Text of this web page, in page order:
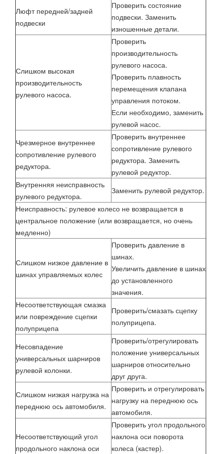
Люфт передней/задней
подвески
Проверить состояние
подвески. Заменить
изношенные детали.
Слишком высокая
производительность
рулевого насоса.
Проверить
производительность
рулевого насоса.
Проверить плавность
перемещения клапана
управления потоком.
Если необходимо, заменить
рулевой насос.
Чрезмерное внутреннее
сопротивление рулевого
редуктора.
Проверить внутреннее
сопротивление рулевого
редуктора. Заменить
рулевой редуктор.
Внутренняя неисправность
рулевого редуктора.
Заменить рулевой редуктор.
Неисправность: рулевое колесо не возвращается в
центральное положение (или возвращается, но очень
медленно)
Слишком низкое давление в
шинах управляемых колес
Проверить давление в
шинах.
Увеличить давление в шинах
до установленного
значения.
Несоответствующая смазка
или повреждение сцепки
полуприцепа
Проверить/смазать сцепку
полуприцепа.
Несовпадение
универсальных шарниров
рулевой колонки.
Проверить/отрегулировать
положение универсальных
шарниров относительно
друг друга.
Слишком низкая нагрузка на
переднюю ось автомобиля.
Проверить и отрегулировать
нагрузку на переднюю ось
автомобиля.
Несоответствующий угол
продольного наклона оси
Проверить угол продольного
наклона оси поворота
колеса (кастер).